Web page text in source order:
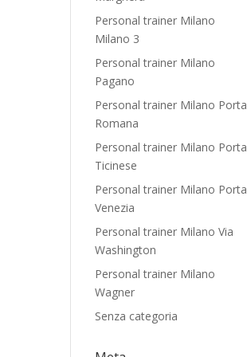
Personal trainer Milano
Milano 3
Personal trainer Milano
Pagano
Personal trainer Milano Porta
Romana
Personal trainer Milano Porta
Ticinese
Personal trainer Milano Porta
Venezia
Personal trainer Milano Via
Washington
Personal trainer Milano
Wagner
Senza categoria